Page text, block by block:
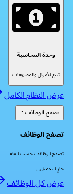
وحدة المحاسبة
تتبع الأموال والمصروفات
عرض النظام الكامل
تصفح الوظائف
تصفح الوظائف
تصفح الوظائف حسب الفئه
جارٍ التحميل...
عرض كل الوظائف